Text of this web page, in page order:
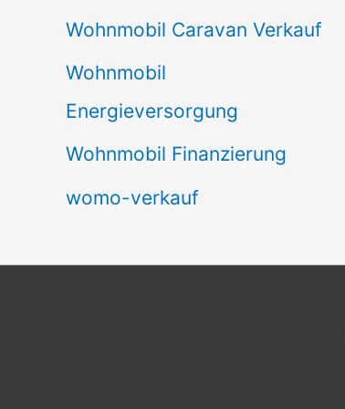
Wohnmobil Caravan Verkauf
Wohnmobil
Energieversorgung
Wohnmobil Finanzierung
womo-verkauf